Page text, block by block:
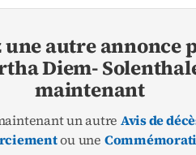
une autre annonce
Diem-
maintenant
un autre Avis de
ou une